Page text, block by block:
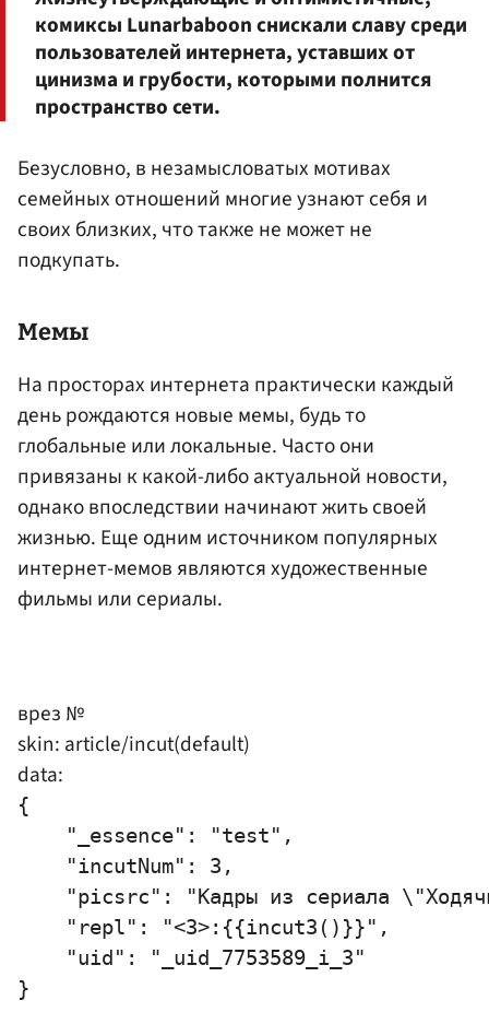
комиксы Lunarbaboon снискали славу среди
пользователей интернета, уставших от
цинизма и грубости, которыми полнится
пространство сети.
Безусловно, в незамысловатых мотивах
семейных отношений многие узнают себя и
своих близких, что также не может не
подкупать.
Мемы
На просторах интернета практически каждый
день рождаются новые мемы, будь то
глобальные или локальные. Часто они
привязаны к какой-либо актуальной новости,
однако впоследствии начинают жить своей
жизнью. Еще одним источником популярных
интернет-мемов являются художественные
фильмы или сериалы.
врез №
skin: article/incut(default)
data:
{
    "_essence": "test",
    "incutNum": 3,
"picsrc": "Кадры из сериала
    "repl": "<3>:{{incut3()}}",
    "uid": "_uid_7753589_i_3"